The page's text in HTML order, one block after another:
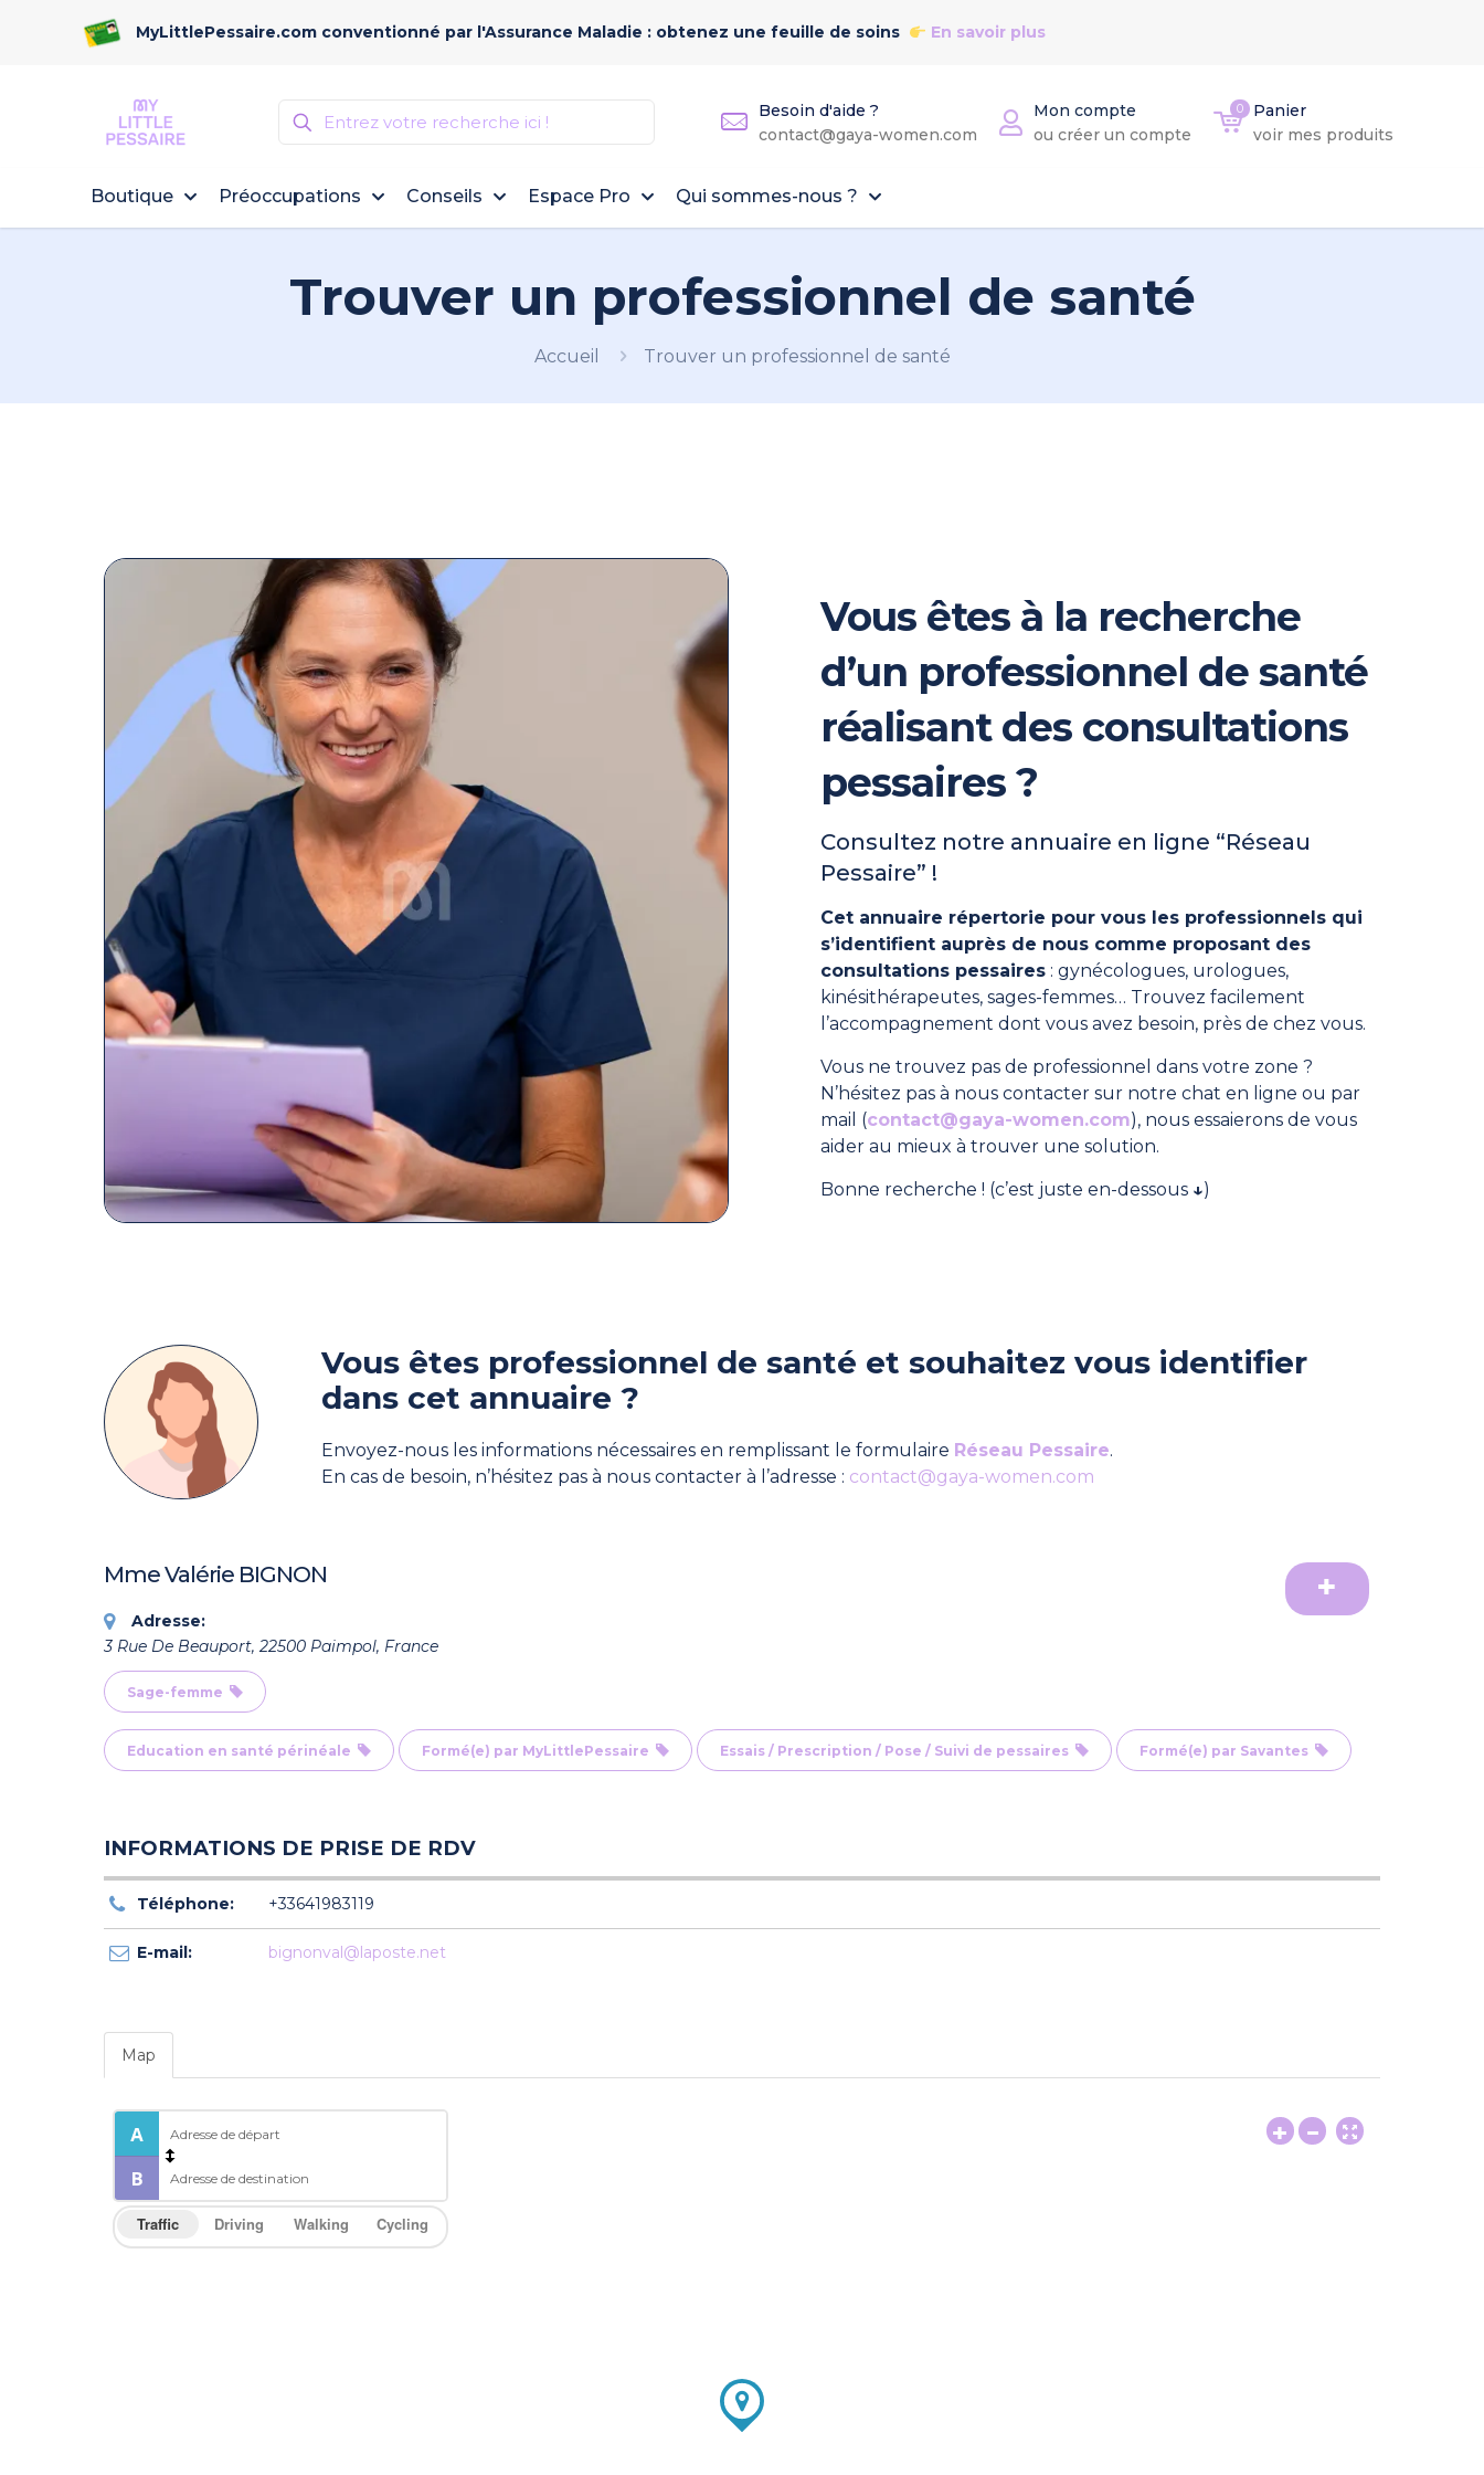
MyLittlePessaire.com conventionné par l'Assurance Maladie : obtenez une feuille de soins En savoir plus
Besoin d'aide ?
contact@gaya-women.com
Mon compte
ou créer un compte
0
Panier
voir mes produits
Boutique Préoccupations Conseils Espace Pro Qui sommes-nous ?
Trouver un professionnel de santé
Accueil Trouver un professionnel de santé
Vous êtes à la recherche
d’un professionnel de santé
réalisant des consultations
pessaires ?
Consultez notre annuaire en ligne “Réseau
Pessaire” !
Cet annuaire répertorie pour vous les professionnels qui
s’identifient auprès de nous comme proposant des
consultations pessaires : gynécologues, urologues,
kinésithérapeutes, sages-femmes… Trouvez facilement
l’accompagnement dont vous avez besoin, près de chez vous.
Vous ne trouvez pas de professionnel dans votre zone ?
N’hésitez pas à nous contacter sur notre chat en ligne ou par
mail (contact@gaya-women.com), nous essaierons de vous
aider au mieux à trouver une solution.
Bonne recherche ! (c’est juste en-dessous ↓)
Vous êtes professionnel de santé et souhaitez vous identifier
dans cet annuaire ?
Envoyez-nous les informations nécessaires en remplissant le formulaire Réseau Pessaire.
En cas de besoin, n’hésitez pas à nous contacter à l’adresse : contact@gaya-women.com
Mme Valérie BIGNON
Adresse:
3 Rue De Beauport, 22500 Paimpol, France
Sage-femme
Education en santé périnéale Formé(e) par MyLittlePessaire Essais / Prescription / Pose / Suivi de pessaires Formé(e) par Savantes
INFORMATIONS DE PRISE DE RDV
Téléphone: +33641983119
E-mail: bignonval@laposte.net
Map
Traffic Driving Walking Cycling